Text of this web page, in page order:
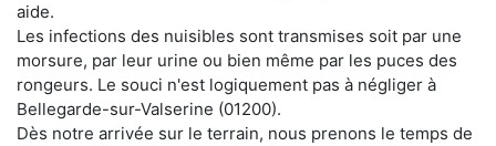
aide.
Les infections des nuisibles sont transmises soit par une
morsure, par leur urine ou bien même par les puces des
rongeurs. Le souci n'est logiquement pas à négliger à
Bellegarde-sur-Valserine (01200).
Dès notre arrivée sur le terrain, nous prenons le temps de